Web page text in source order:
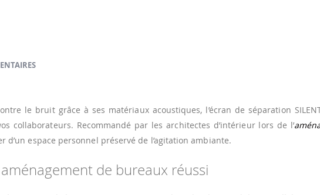
le bruit grâce à ses matériaux acoustiques, l’écran de séparation
collaborateurs. Recommandé par les architectes d’intérieur lors de l’
espace personnel préservé de l’agitation ambiante.
de bureaux réussi